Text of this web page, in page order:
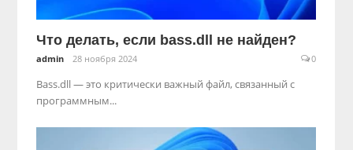
Что делать, если bass.dll не найден?
admin 28 ноября 2024 0
Bass.dll — это критически важный файл, связанный с
программным...